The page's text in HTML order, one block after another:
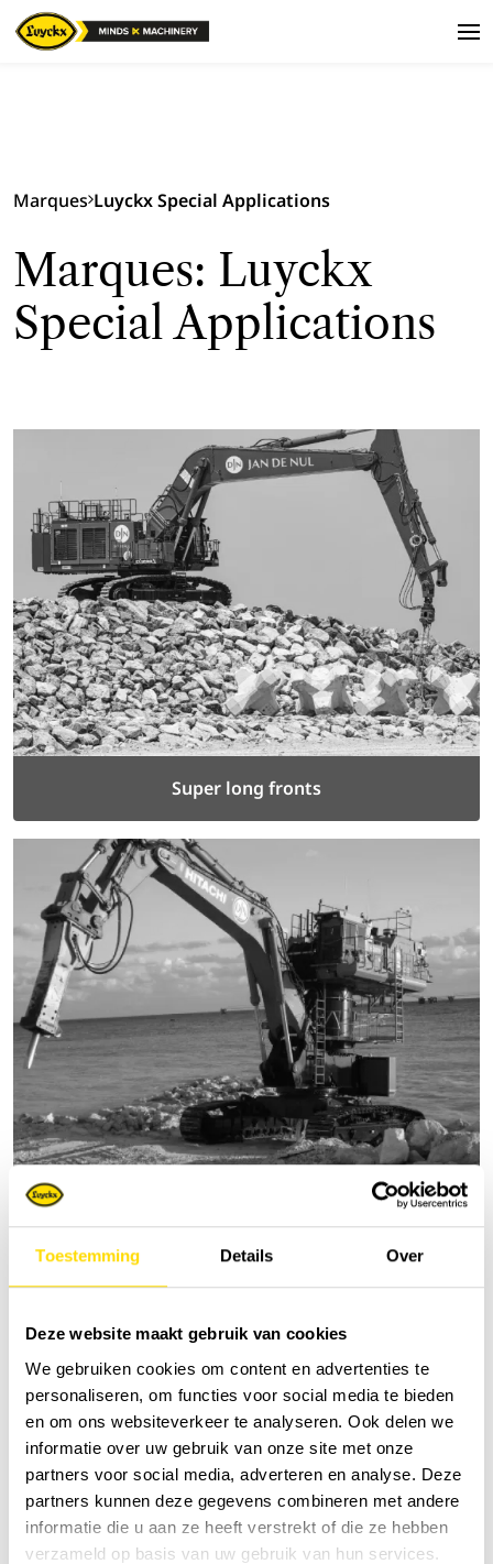
Toestemming Details Over
Deze website maakt gebruik van cookies
We gebruiken cookies om content en advertenties te
personaliseren, om functies voor social media te bieden
en om ons websiteverkeer te analyseren. Ook delen we
informatie over uw gebruik van onze site met onze
partners voor social media, adverteren en analyse. Deze
partners kunnen deze gegevens combineren met andere
informatie die u aan ze heeft verstrekt of die ze hebben
verzameld op basis van uw gebruik van hun services.
Marques Luyckx Special Applications
Marques: Luyckx
Special Applications
Super long fronts
Excavatrices surélevées | concept Starfish